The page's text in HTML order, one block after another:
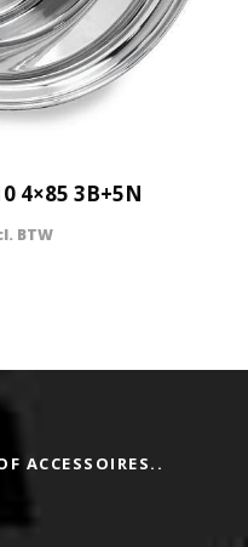
4×85 3B+5N
BTW
ACCESSOIRES..